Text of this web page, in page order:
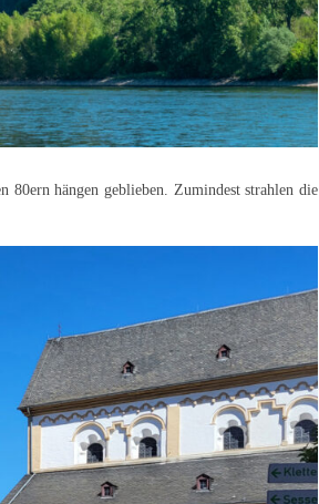
hängen geblieben. Zumindest strahlen die